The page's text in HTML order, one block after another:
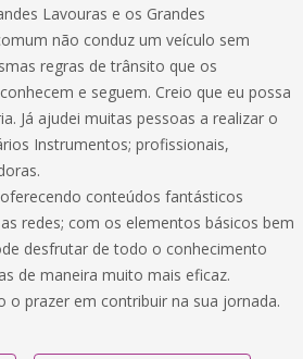
Lavouras e os Grandes
não conduz um veículo sem
regras de trânsito que os
e seguem. Creio que eu possa
Já ajudei muitas pessoas a realizar o
Instrumentos; profissionais,
conteúdos fantásticos
redes; com os elementos básicos bem
desfrutar de todo o conhecimento
de maneira muito mais eficaz.
o prazer em contribuir na sua jornada.